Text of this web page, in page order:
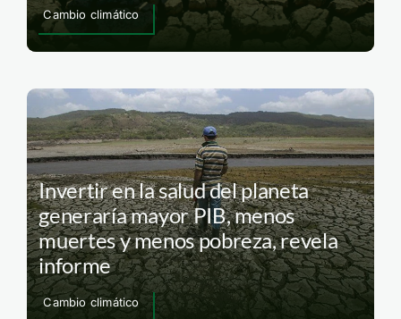
Cambio climático
Invertir en la salud del planeta
generaría mayor PIB, menos
muertes y menos pobreza, revela
informe
Cambio climático